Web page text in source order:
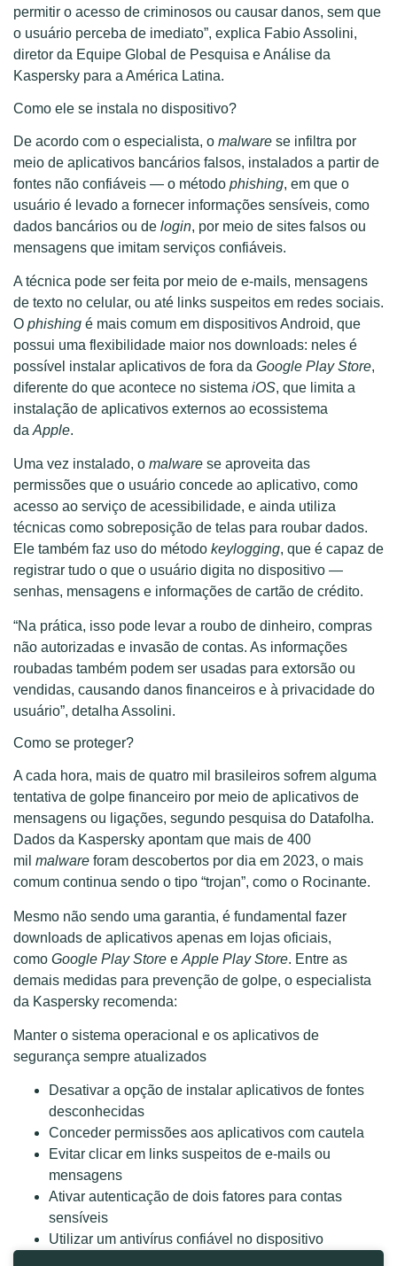
permitir o acesso de criminosos ou causar danos, sem que
o usuário perceba de imediato”, explica Fabio Assolini,
diretor da Equipe Global de Pesquisa e Análise da
Kaspersky para a América Latina.
Como ele se instala no dispositivo?
De acordo com o especialista, o malware se infiltra por
meio de aplicativos bancários falsos, instalados a partir de
fontes não confiáveis — o método phishing, em que o
usuário é levado a fornecer informações sensíveis, como
dados bancários ou de login, por meio de sites falsos ou
mensagens que imitam serviços confiáveis.
A técnica pode ser feita por meio de e-mails, mensagens
de texto no celular, ou até links suspeitos em redes sociais.
O phishing é mais comum em dispositivos Android, que
possui uma flexibilidade maior nos downloads: neles é
possível instalar aplicativos de fora da Google Play Store,
diferente do que acontece no sistema iOS, que limita a
instalação de aplicativos externos ao ecossistema
da Apple.
Uma vez instalado, o malware se aproveita das
permissões que o usuário concede ao aplicativo, como
acesso ao serviço de acessibilidade, e ainda utiliza
técnicas como sobreposição de telas para roubar dados.
Ele também faz uso do método keylogging, que é capaz de
registrar tudo o que o usuário digita no dispositivo —
senhas, mensagens e informações de cartão de crédito.
“Na prática, isso pode levar a roubo de dinheiro, compras
não autorizadas e invasão de contas. As informações
roubadas também podem ser usadas para extorsão ou
vendidas, causando danos financeiros e à privacidade do
usuário”, detalha Assolini.
Como se proteger?
A cada hora, mais de quatro mil brasileiros sofrem alguma
tentativa de golpe financeiro por meio de aplicativos de
mensagens ou ligações, segundo pesquisa do Datafolha.
Dados da Kaspersky apontam que mais de 400
mil malware foram descobertos por dia em 2023, o mais
comum continua sendo o tipo “trojan”, como o Rocinante.
Mesmo não sendo uma garantia, é fundamental fazer
downloads de aplicativos apenas em lojas oficiais,
como Google Play Store e Apple Play Store. Entre as
demais medidas para prevenção de golpe, o especialista
da Kaspersky recomenda:
Manter o sistema operacional e os aplicativos de
segurança sempre atualizados
Desativar a opção de instalar aplicativos de fontes
desconhecidas
Conceder permissões aos aplicativos com cautela
Evitar clicar em links suspeitos de e-mails ou
mensagens
Ativar autenticação de dois fatores para contas
sensíveis
Utilizar um antivírus confiável no dispositivo